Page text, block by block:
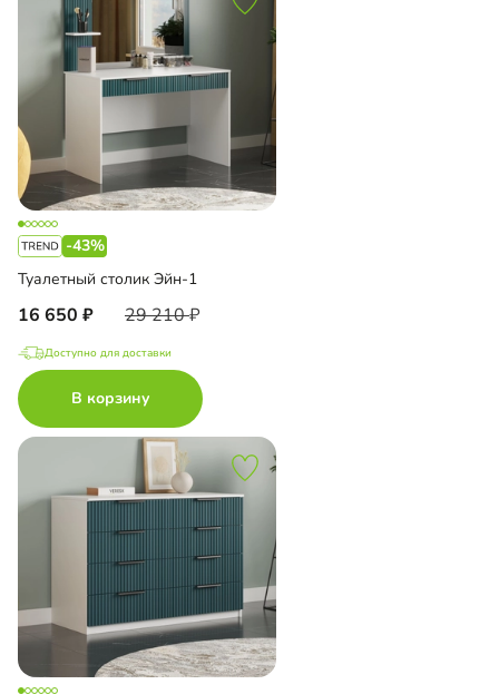
-43%
Туалетный столик Эйн-1
16 650 29 210
Доступно для доставки
В корзину